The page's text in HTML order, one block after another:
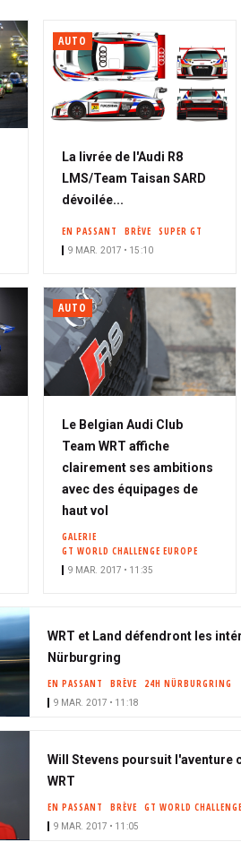
AUTO
La livrée de l'Audi R8
LMS/Team Taisan SARD
dévoilée...
EN PASSANT BRÈVE SUPER GT
9 MAR. 2017 • 15:10
AUTO
Le Belgian Audi Club
Team WRT affiche
clairement ses ambitions
avec des équipages de
haut vol
GALERIE
GT WORLD CHALLENGE EUROPE
9 MAR. 2017 • 11:35
WRT et Land défendront les
Nürburgring
EN PASSANT BRÈVE 24H NÜRBURGRING
9 MAR. 2017 • 11:18
Will Stevens poursuit l'aventure
WRT
EN PASSANT BRÈVE GT WORLD
9 MAR. 2017 • 11:05